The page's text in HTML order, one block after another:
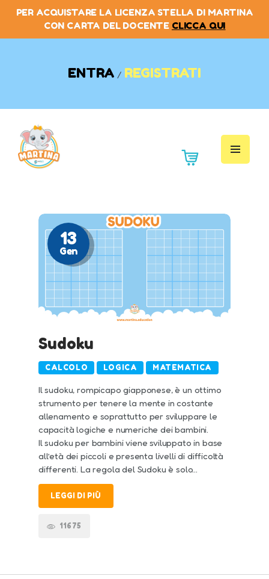
PER ACQUISTARE LA LICENZA STELLA DI MARTINA
CON CARTA DEL DOCENTE CLICCA QUI
ENTRA / REGISTRATI
HOME
PREZZI
CONTATTI
13
Gen
Sudoku
CALCOLO LOGICA MATEMATICA
Il sudoku, rompicapo giapponese, è un ottimo
strumento per tenere la mente in costante
allenamento e soprattutto per sviluppare le
capacità logiche e numeriche dei bambini.
Il sudoku per bambini viene sviluppato in base
all’età dei piccoli e presenta livelli di difficoltà
differenti. La regola del Sudoku è solo…
LEGGI DI PIÙ
11675